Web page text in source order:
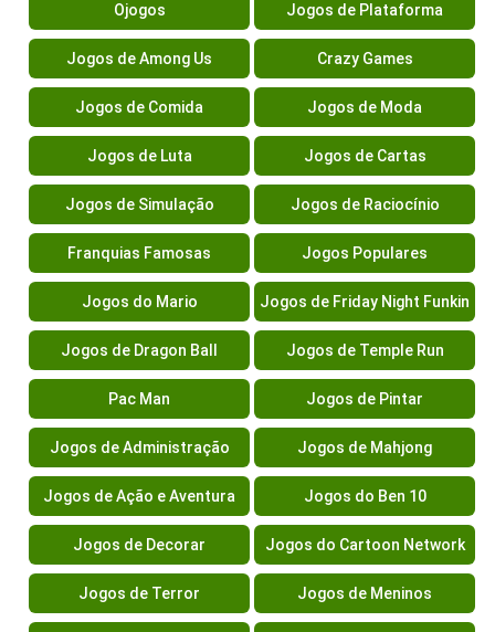
Ojogos Jogos de Plataforma
Jogos de Among Us Crazy Games
Jogos de Comida Jogos de Moda
Jogos de Luta Jogos de Cartas
Jogos de Simulação Jogos de Raciocínio
Franquias Famosas Jogos Populares
Jogos do Mario Jogos de Friday Night Funkin
Jogos de Dragon Ball Jogos de Temple Run
Pac Man Jogos de Pintar
Jogos de Administração Jogos de Mahjong
Jogos de Ação e Aventura Jogos do Ben 10
Jogos de Decorar Jogos do Cartoon Network
Jogos de Terror Jogos de Meninos